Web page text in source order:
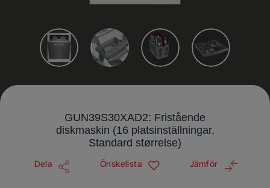
GUN39S30XAD2: Fristående
diskmaskin (16 platsinställningar,
Standard størrelse)
Dela Önskelista Jämför